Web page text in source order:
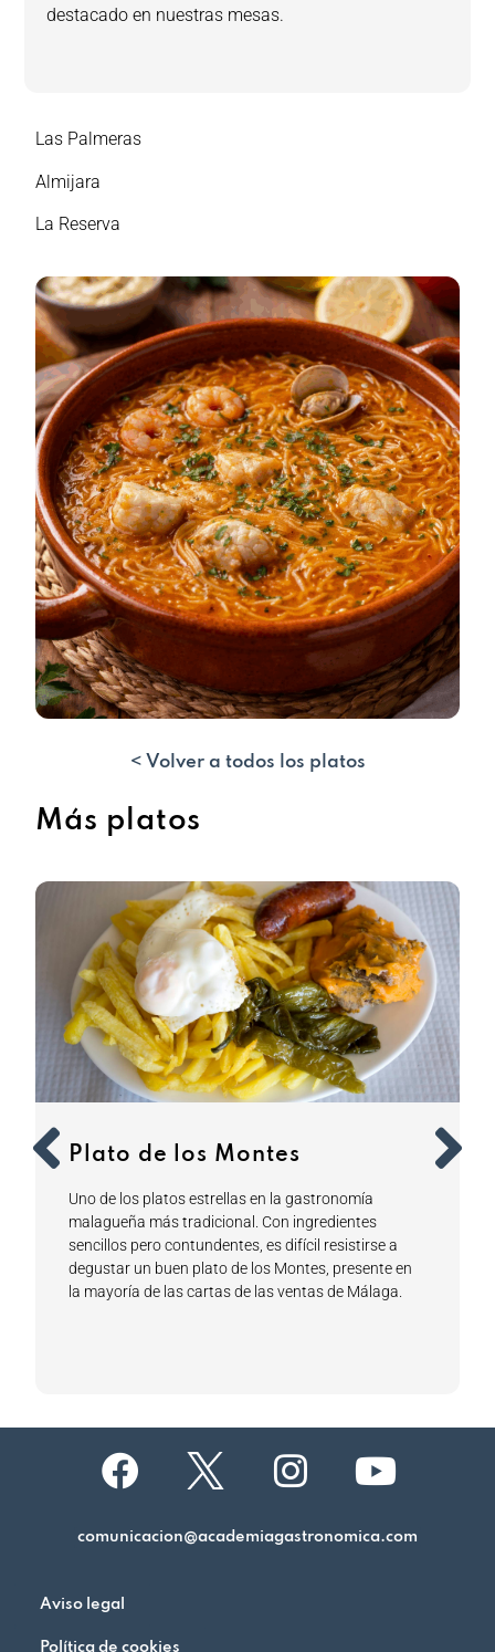
destacado en nuestras mesas.
Las Palmeras
Almijara
La Reserva
< Volver a todos los platos
Más platos
Plato de los Montes
Uno de los platos estrellas en la gastronomía
malagueña más tradicional. Con ingredientes
sencillos pero contundentes, es difícil resistirse a
degustar un buen plato de los Montes, presente en
la mayoría de las cartas de las ventas de Málaga.
comunicacion@academiagastronomica.com
Aviso legal
Política de cookies